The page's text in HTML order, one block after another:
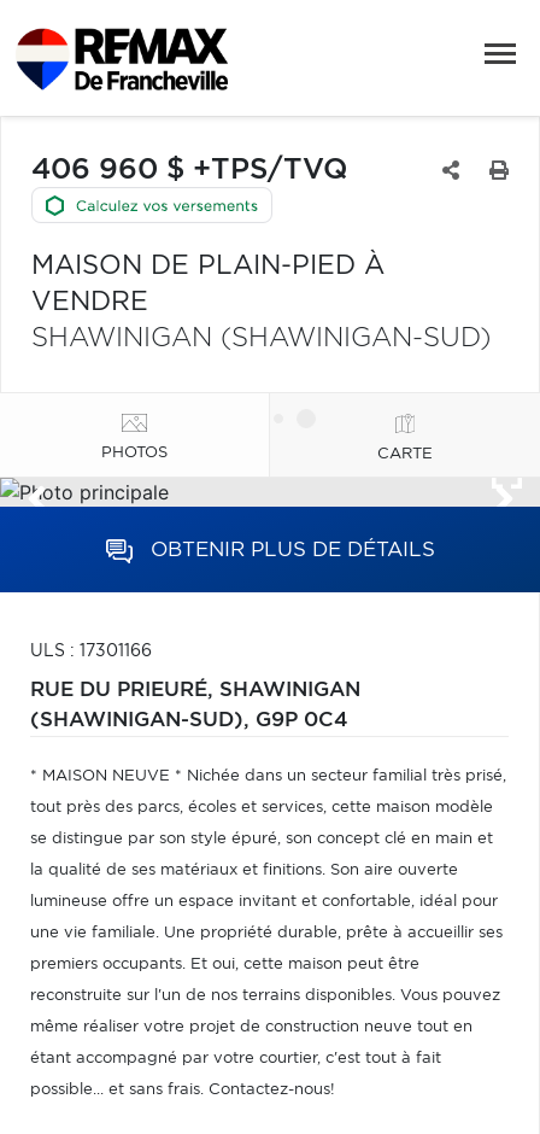
406 960 $ +TPS/TVQ
MAISON DE PLAIN-PIED À
VENDRE
SHAWINIGAN (SHAWINIGAN-SUD)
PHOTOS CARTE
OBTENIR PLUS DE DÉTAILS
ULS : 17301166
RUE DU PRIEURÉ, SHAWINIGAN
(SHAWINIGAN-SUD), G9P 0C4
* MAISON NEUVE * Nichée dans un secteur familial très prisé,
tout près des parcs, écoles et services, cette maison modèle
se distingue par son style épuré, son concept clé en main et
la qualité de ses matériaux et finitions. Son aire ouverte
lumineuse offre un espace invitant et confortable, idéal pour
une vie familiale. Une propriété durable, prête à accueillir ses
premiers occupants. Et oui, cette maison peut être
reconstruite sur l'un de nos terrains disponibles. Vous pouvez
même réaliser votre projet de construction neuve tout en
étant accompagné par votre courtier, c'est tout à fait
possible... et sans frais. Contactez-nous!